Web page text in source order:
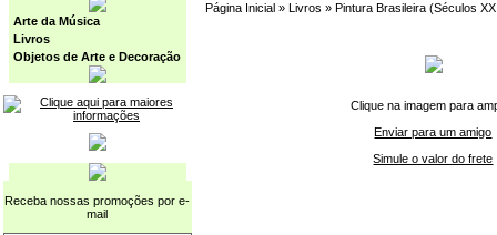
Arte da Música
Livros
Objetos de Arte e Decoração
Receba nossas promoções por e-
mail
Página Inicial » Livros » Pintura Brasileira (Séculos
Clique na imagem para
Enviar para um amigo
Simule o valor do frete